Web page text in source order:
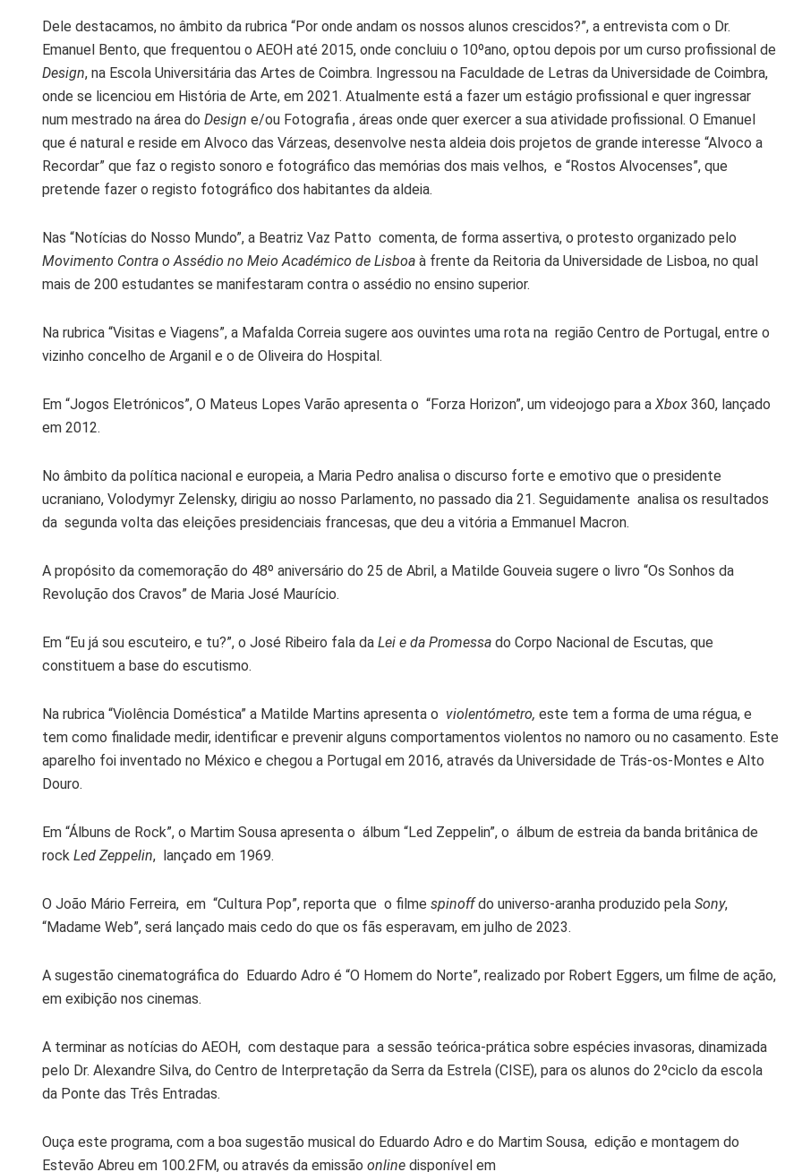
Dele destacamos, no âmbito da rubrica “Por onde andam os nossos alunos crescidos?”, a entrevista com o Dr.
Emanuel Bento, que frequentou o AEOH até 2015, onde concluiu o 10ºano, optou depois por um curso profissional de
Design, na Escola Universitária das Artes de Coimbra. Ingressou na Faculdade de Letras da Universidade de Coimbra,
onde se licenciou em História de Arte, em 2021. Atualmente está a fazer um estágio profissional e quer ingressar
num mestrado na área do Design e/ou Fotografia , áreas onde quer exercer a sua atividade profissional. O Emanuel
que é natural e reside em Alvoco das Várzeas, desenvolve nesta aldeia dois projetos de grande interesse “Alvoco a
Recordar” que faz o registo sonoro e fotográfico das memórias dos mais velhos, e “Rostos Alvocenses”, que
pretende fazer o registo fotográfico dos habitantes da aldeia.
Nas “Notícias do Nosso Mundo”, a Beatriz Vaz Patto comenta, de forma assertiva, o protesto organizado pelo
Movimento Contra o Assédio no Meio Académico de Lisboa à frente da Reitoria da Universidade de Lisboa, no qual
mais de 200 estudantes se manifestaram contra o assédio no ensino superior.
Na rubrica “Visitas e Viagens”, a Mafalda Correia sugere aos ouvintes uma rota na região Centro de Portugal, entre o
vizinho concelho de Arganil e o de Oliveira do Hospital.
Em “Jogos Eletrónicos”, O Mateus Lopes Varão apresenta o “Forza Horizon”, um videojogo para a Xbox 360, lançado
em 2012.
No âmbito da política nacional e europeia, a Maria Pedro analisa o discurso forte e emotivo que o presidente
ucraniano, Volodymyr Zelensky, dirigiu ao nosso Parlamento, no passado dia 21. Seguidamente analisa os resultados
da segunda volta das eleições presidenciais francesas, que deu a vitória a Emmanuel Macron.
A propósito da comemoração do 48º aniversário do 25 de Abril, a Matilde Gouveia sugere o livro “Os Sonhos da
Revolução dos Cravos” de Maria José Maurício.
Em “Eu já sou escuteiro, e tu?”, o José Ribeiro fala da Lei e da Promessa do Corpo Nacional de Escutas, que
constituem a base do escutismo.
Na rubrica “Violência Doméstica” a Matilde Martins apresenta o violentómetro, este tem a forma de uma régua, e
tem como finalidade medir, identificar e prevenir alguns comportamentos violentos no namoro ou no casamento. Este
aparelho foi inventado no México e chegou a Portugal em 2016, através da Universidade de Trás-os-Montes e Alto
Douro.
Em “Álbuns de Rock”, o Martim Sousa apresenta o álbum “Led Zeppelin”, o álbum de estreia da banda britânica de
rock Led Zeppelin, lançado em 1969.
O João Mário Ferreira, em “Cultura Pop”, reporta que o filme spinoffdo universo-aranha produzido pela Sony,
“Madame Web”, será lançado mais cedo do que os fãs esperavam, em julho de 2023.
A sugestão cinematográfica do Eduardo Adro é “O Homem do Norte”, realizado por Robert Eggers, um filme de ação,
em exibição nos cinemas.
A terminar as notícias do AEOH, com destaque para a sessão teórica-prática sobre espécies invasoras, dinamizada
pelo Dr. Alexandre Silva, do Centro de Interpretação da Serra da Estrela (CISE), para os alunos do 2ºciclo da escola
da Ponte das Três Entradas.
Ouça este programa, com a boa sugestão musical do Eduardo Adro e do Martim Sousa, edição e montagem do
Estevão Abreu em 100.2FM, ou através da emissão online disponível em